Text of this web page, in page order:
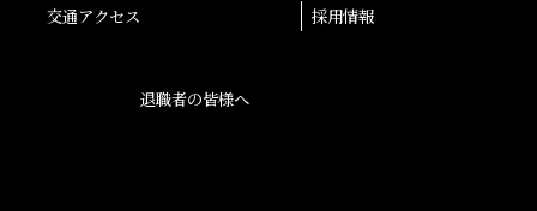
交通アクセス 採用情報
退職者の皆様へ